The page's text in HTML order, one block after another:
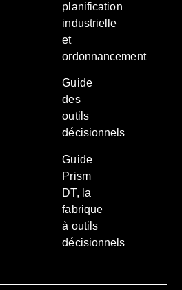
planification
industrielle
et
ordonnancement
Guide
des
outils
décisionnels
Guide
Prism
DT, la
fabrique
à outils
décisionnels